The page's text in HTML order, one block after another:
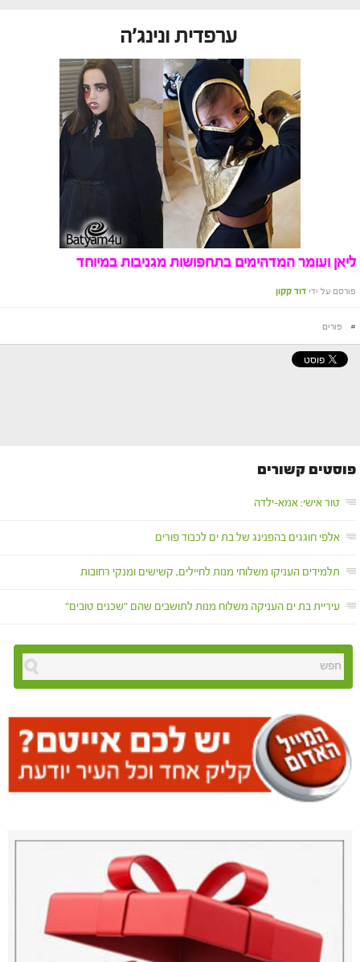
ערפדית ונינג'ה
ליאן ועומר המדהימים בתחפושות מגניבות במיוחד
פורסם על ידי דוד קקון
# פורים
פוסטים קשורים
טור אישי: אמא-ילדה
אלפי חוגגים בהפנינג של בת ים לכבוד פורים
תלמידים העניקו משלוחי מנות לחיילים, קשישים ומנקי רחובות
עיריית בת ים העניקה משלוח מנות לתושבים שהם "שכנים טובים"